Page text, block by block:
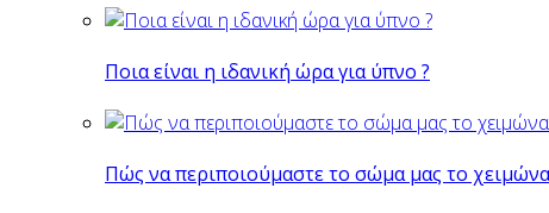
Ποια είναι η ιδανική ώρα για ύπνο ?
Πώς να περιποιούμαστε το σώμα μας το χειμώνα